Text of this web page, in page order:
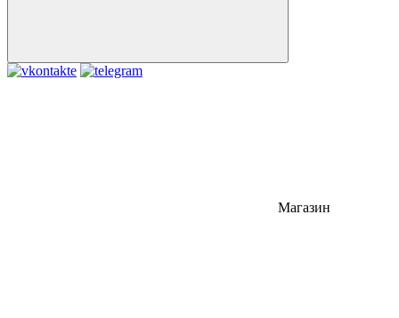
Магазин